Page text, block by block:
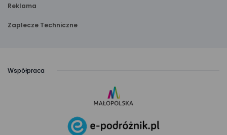
Reklama
Zaplecze Techniczne
Współpraca
w nowejlink
otwiera